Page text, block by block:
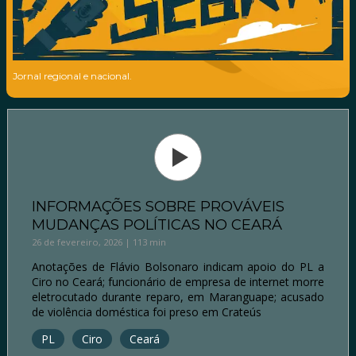
Jornal regional e nacional.
INFORMAÇÕES SOBRE PROVÁVEIS
MUDANÇAS POLÍTICAS NO CEARÁ
26 de fevereiro, 2026 | 113 min
Anotações de Flávio Bolsonaro indicam apoio do PL a
Ciro no Ceará; funcionário de empresa de internet morre
eletrocutado durante reparo, em Maranguape; acusado
de violência doméstica foi preso em Crateús
PL
Ciro Ceará